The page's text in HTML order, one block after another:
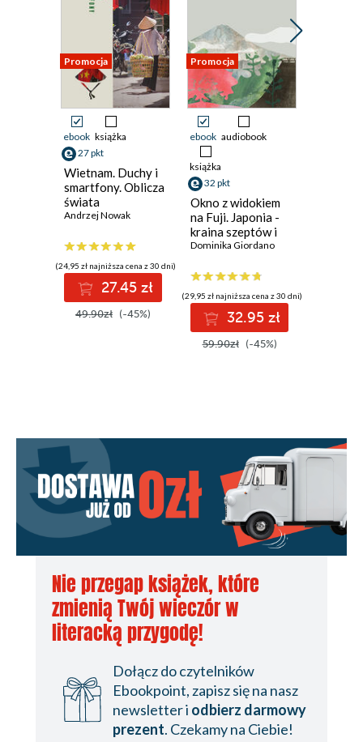
Promocja
ebook książka
27 pkt
Wietnam. Duchy i
smartfony. Oblicza
świata
Andrzej Nowak
(24,95 zł najniższa cena z 30 dni)
27.45 zł
49.90zł (-45%)
Promocja
ebook audiobook
książka
32 pkt
Okno z widokiem
na Fuji. Japonia -
kraina szeptów i
niedomówień
Dominika Giordano
(29,95 zł najniższa cena z 30 dni)
32.95 zł
59.90zł (-45%)
Nie przegap książek, które
zmienią Twój wieczór w
literacką przygodę!
Dołącz do czytelników
Ebookpoint, zapisz się na nasz
newsletter i odbierz darmowy
prezent. Czekamy na Ciebie!